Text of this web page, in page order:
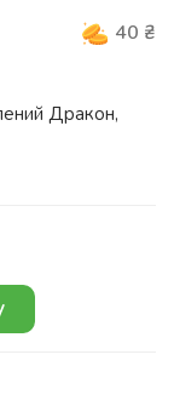
40 ₴
Дракон,